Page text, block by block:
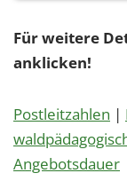
Für weitere
anklicken!
Postleitzahlen |
Angebotsdauer